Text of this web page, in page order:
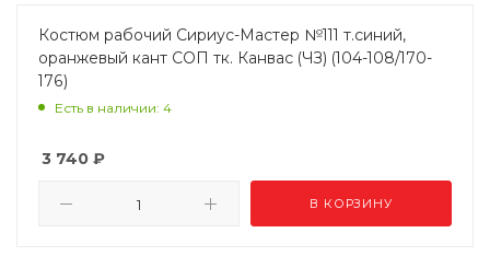
Костюм рабочий Сириус-Мастер №111 т.синий,
оранжевый кант СОП тк. Канвас (ЧЗ) (104-108/170-
176)
Есть в наличии: 4
3 740 ₽
В КОРЗИНУ